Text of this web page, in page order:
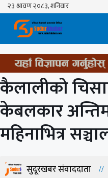
Skip
content
कैलालीको
केबलकार
महिनाभित्र
सुदूरखबर संवाददाता